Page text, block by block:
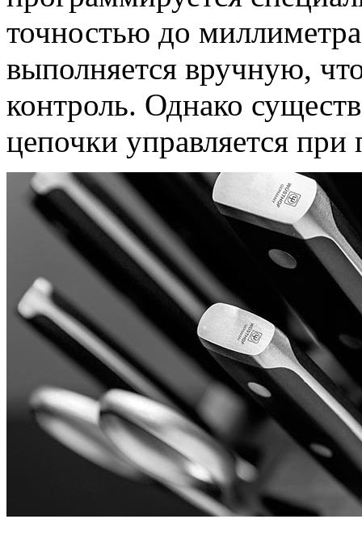
точностью до
выполняется вручную,
контроль. Однако
цепочки управляется